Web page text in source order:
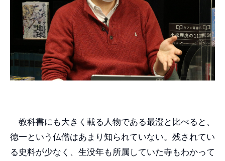
教科書にも大きく載る人物である最澄と比べると、
徳一という仏僧はあまり知られていない。残されてい
る史料が少なく、生没年も所属していた寺もわかって